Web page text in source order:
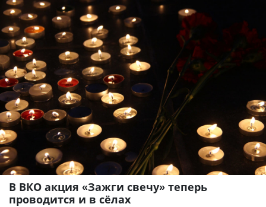
В ВКО акция «Зажги свечу» теперь
проводится и в сёлах